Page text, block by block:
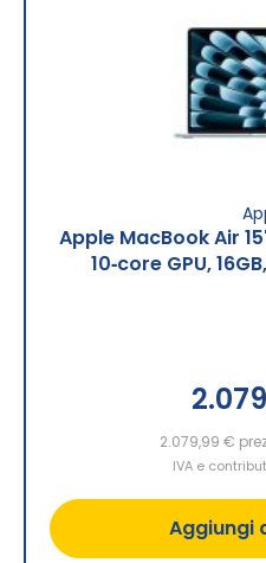
Apple MacBook Air
10‑core GPU,
2.079,99 €
IVA e
Aggiungi